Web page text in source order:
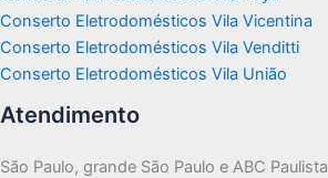
Conserto Eletrodomésticos Vila Vicentina
Conserto Eletrodomésticos Vila Venditti
Conserto Eletrodomésticos Vila União
Atendimento
São Paulo, grande São Paulo e ABC Paulista